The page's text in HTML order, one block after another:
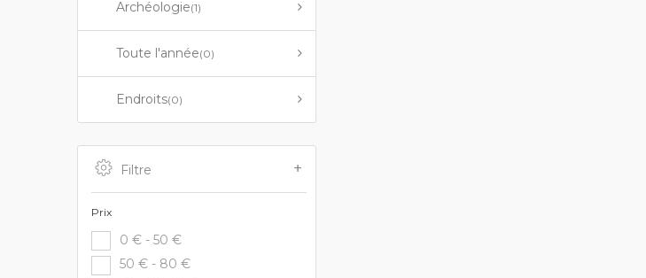
Archéologie(1)
Toute l'année(0)
Endroits(0)
Filtre
Prix
0 € - 50 €
50 € - 80 €